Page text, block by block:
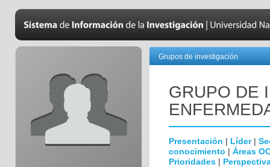
Grupos de investigación
GRUPO DE
Presentación | Líder|
conocimiento | Áreas
Prioridades |